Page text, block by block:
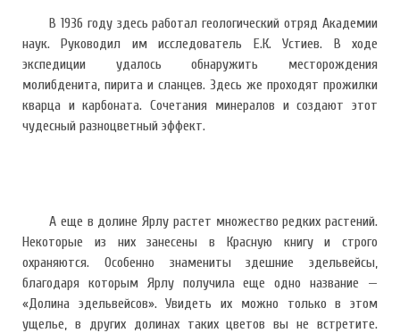
В 1936 году здесь работал геологический отряд Академии
наук. Руководил им исследователь Е.К. Устиев. В ходе
экспедиции удалось обнаружить месторождения
молибденита, пирита и сланцев. Здесь же проходят прожилки
кварца и карбоната. Сочетания минералов и создают этот
чудесный разноцветный эффект.
А еще в долине Ярлу растет множество редких растений.
Некоторые из них занесены в Красную книгу и строго
охраняются. Особенно знамениты здешние эдельвейсы,
благодаря которым Ярлу получила еще одно название —
«Долина эдельвейсов». Увидеть их можно только в этом
ущелье, в других долинах таких цветов вы не встретите.